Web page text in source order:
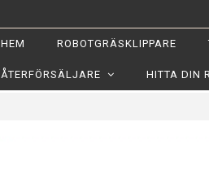
HEM ROBOTGRÄSKLIPPARE
ÅTERFÖRSÄLJARE HITTA DIN